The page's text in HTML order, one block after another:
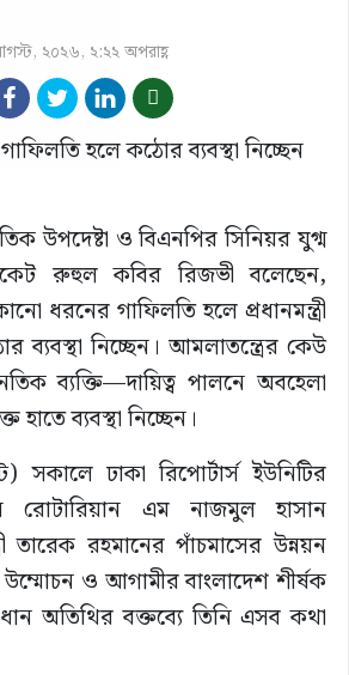
২০২৬, ২:২২ অপরাহ্ণ
উপদেষ্টা ও বিএনপির সিনিয়র যুগ্ম
রুহুল কবির রিজভী বলেছেন,
ধরনের গাফিলতি হলে প্রধানমন্ত্রী
ব্যবস্থা নিচ্ছেন। আমলাতন্ত্রের কেউ
ব্যক্তি—দায়িত্ব পালনে অবহেলা
হাতে ব্যবস্থা নিচ্ছেন।
ঢাকা রিপোর্টার্স ইউনিটির
রোটারিয়ান এম নাজমুল হাসান
তারেক রহমানের পাঁচমাসের উন্নয়ন
উম্মোচন ও আগামীর বাংলাদেশ শীর্ষক
অতিথির বক্তব্যে তিনি এসব কথা